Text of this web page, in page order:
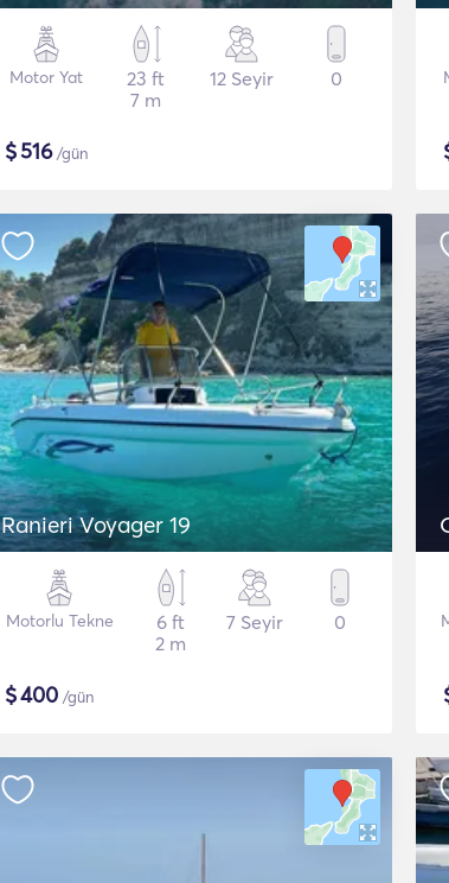
Motor Yat
23 ft
7 m
12 Seyir 0
$516/gün
Ranieri Voyager 19
Motorlu Tekne
6 ft
2 m
7 Seyir 0
$400 /gün